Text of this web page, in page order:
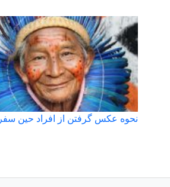
نحوه عکس گرفتن از افراد حین سفر